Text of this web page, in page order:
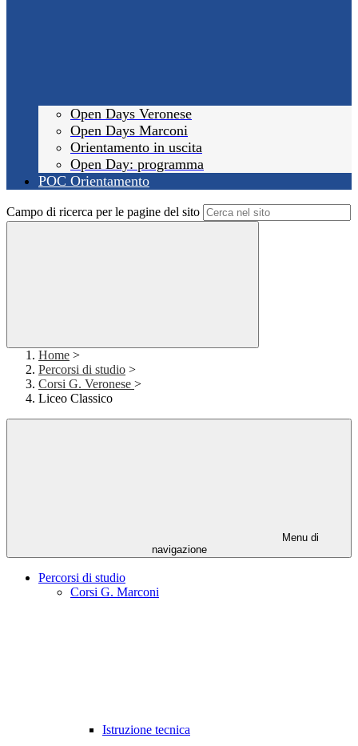
Open Days Veronese
Open Days Marconi
Orientamento in uscita
Open Day: programma
POC Orientamento
Campo di ricerca per le pagine del sito
Home >
Percorsi di studio >
Corsi G. Veronese >
Liceo Classico
Menu di
navigazione
Percorsi di studio
Corsi G. Marconi
Istruzione tecnica